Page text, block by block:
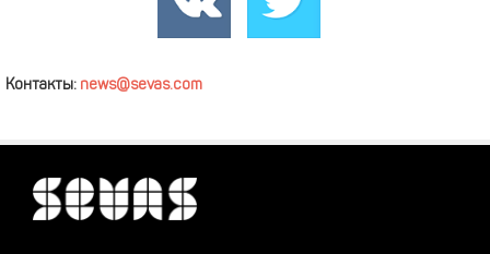
Контакты: news@sevas.com